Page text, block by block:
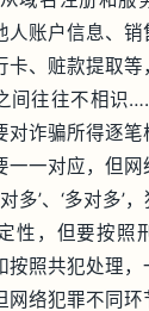
人账户信息、
卡、赃款提取等
间往往不相识
对诈骗所得逐
一一对应，但
多’、‘多对多’
性，但要按照
按照共犯处理
网络犯罪不同